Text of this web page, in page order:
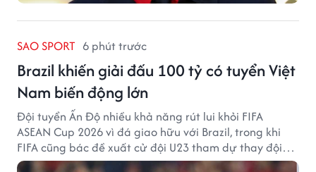
SAO SPORT 6 phút trước
Brazil khiến giải đấu 100 tỷ có tuyển Việt
Nam biến động lớn
Đội tuyển Ấn Độ nhiều khả năng rút lui khỏi FIFA
ASEAN Cup 2026 vì đá giao hữu với Brazil, trong khi
FIFA cũng bác đề xuất cử đội U23 tham dự thay đội
tuyển quốc gia.